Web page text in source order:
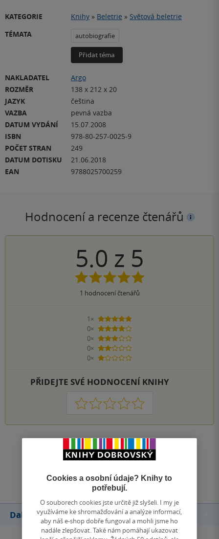
KATEGORIE Knihy » Beletrie » Světová beletrie
TÉMATA
autobiografie
Přidat téma
NAKLADATEL
Argo
ROZMĚR
138 x 212 x 20
JAZYK
čeština
VAZBA
pevná vazba
DATUM VYDÁNÍ
15.07.2008
ISBN
978-80-257-0025-9
POČET STRAN
249
DATUM DOTISKU
21.06.2018
EAN
9788025700259
Hodnocení a recenze čtenářů
5.0 z 5
1 hodnocení čtenářů
1×
5 hvězdiček
0×
4 hvězdičky
0×
3 hvězdičky
0×
2 hvězdičky
0×
1 hvezdička
PŘIDEJTE SVÉ HODNOCENÍ KNIHY
1 2 3 4 5
Přidat hodnocení
Další knihy autora
Cookies a osobní údaje? Knihy to
potřebují.
O souborech cookies jste určitě již slyšeli. I my je
využíváme ke shromažďování a analýze informací,
aby náš e-shop dobře fungoval a mohli jsme ho
nadále zlepšovat. Také nám pomáhají ukazovat